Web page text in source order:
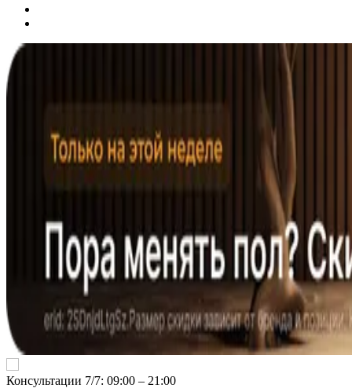
Консультации 7/7: 09:00 ‒ 21:00